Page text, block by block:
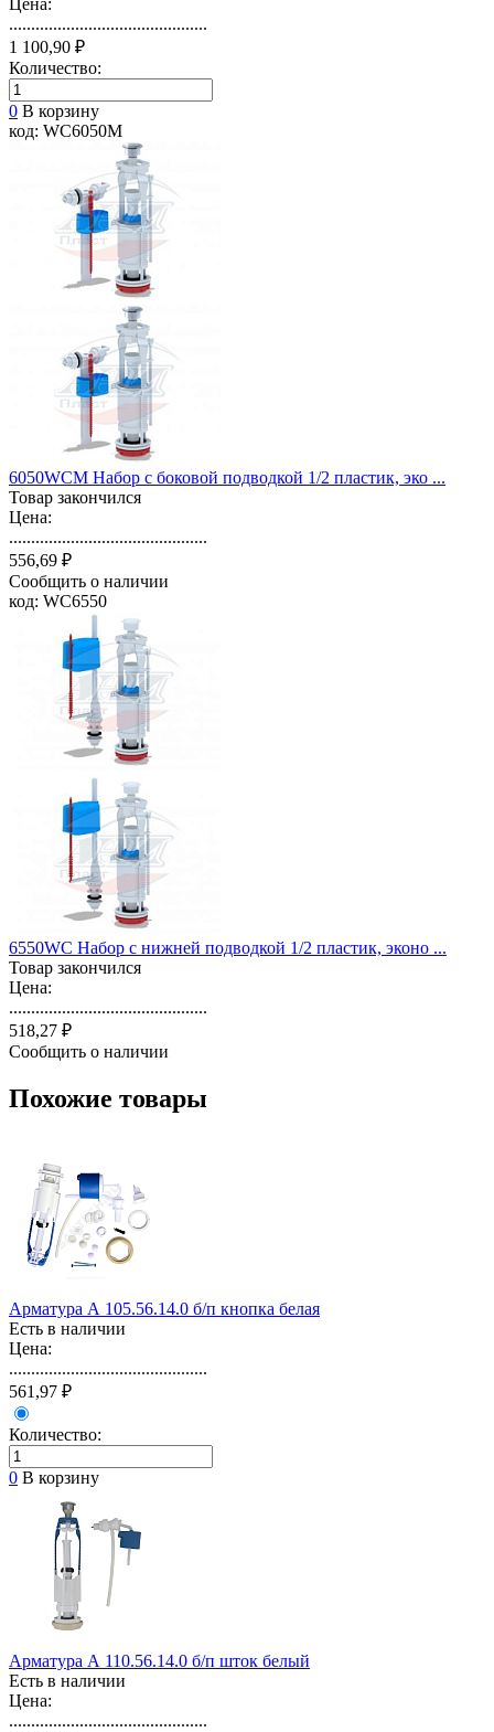
Цена:
.............................................
1 100,90 ₽
Количество:
0 В корзину
код: WC6050М
6050WCM Набор с боковой подводкой 1/2 пластик, эко ...
Товар закончился
Цена:
.............................................
556,69 ₽
Сообщить о наличии
код: WC6550
6550WC Набор с нижней подводкой 1/2 пластик, эконо ...
Товар закончился
Цена:
.............................................
518,27 ₽
Сообщить о наличии
Похожие товары
Арматура А 105.56.14.0 б/п кнопка белая
Есть в наличии
Цена:
.............................................
561,97 ₽
Количество:
0 В корзину
Арматура А 110.56.14.0 б/п шток белый
Есть в наличии
Цена:
.............................................